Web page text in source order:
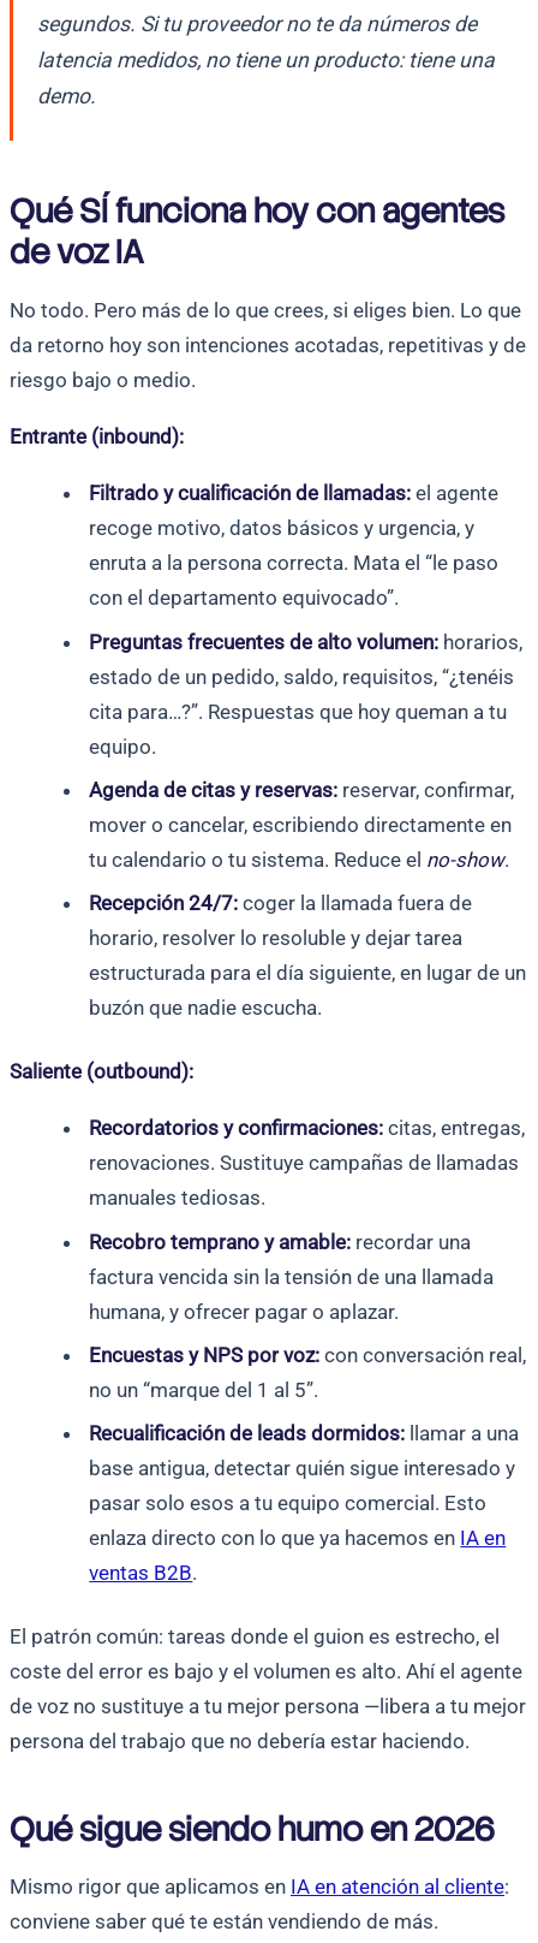
segundos. Si tu proveedor no te da números de
latencia medidos, no tiene un producto: tiene una
demo.
Qué SÍ funciona hoy con agentes
de voz IA
No todo. Pero más de lo que crees, si eliges bien. Lo que
da retorno hoy son intenciones acotadas, repetitivas y de
riesgo bajo o medio.
Entrante (inbound):
Filtrado y cualificación de llamadas: el agente
recoge motivo, datos básicos y urgencia, y
enruta a la persona correcta. Mata el “le paso
con el departamento equivocado”.
Preguntas frecuentes de alto volumen: horarios,
estado de un pedido, saldo, requisitos, “¿tenéis
cita para…?”. Respuestas que hoy queman a tu
equipo.
Agenda de citas y reservas: reservar, confirmar,
mover o cancelar, escribiendo directamente en
tu calendario o tu sistema. Reduce el no-show.
Recepción 24/7: coger la llamada fuera de
horario, resolver lo resoluble y dejar tarea
estructurada para el día siguiente, en lugar de un
buzón que nadie escucha.
Saliente (outbound):
Recordatorios y confirmaciones: citas, entregas,
renovaciones. Sustituye campañas de llamadas
manuales tediosas.
Recobro temprano y amable: recordar una
factura vencida sin la tensión de una llamada
humana, y ofrecer pagar o aplazar.
Encuestas y NPS por voz: con conversación real,
no un “marque del 1 al 5”.
Recualificación de leads dormidos: llamar a una
base antigua, detectar quién sigue interesado y
pasar solo esos a tu equipo comercial. Esto
enlaza directo con lo que ya hacemos en IA en
ventas B2B.
El patrón común: tareas donde el guion es estrecho, el
coste del error es bajo y el volumen es alto. Ahí el agente
de voz no sustituye a tu mejor persona —libera a tu mejor
persona del trabajo que no debería estar haciendo.
Qué sigue siendo humo en 2026
Mismo rigor que aplicamos en IA en atención al cliente:
conviene saber qué te están vendiendo de más.